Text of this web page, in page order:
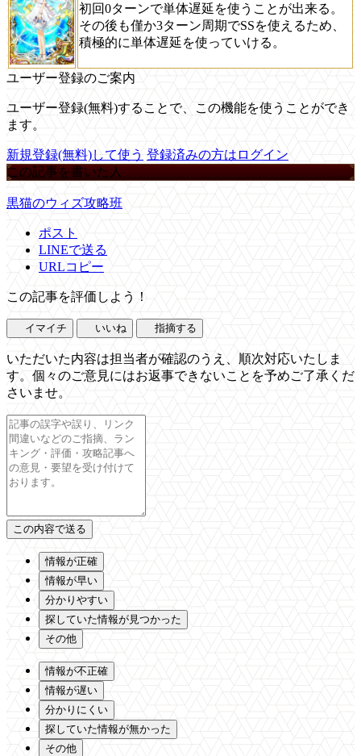
初回0ターンで単体遅延を使うことが出来る。
その後も僅か3ターン周期でSSを使えるため、
積極的に単体遅延を使っていける。
ユーザー登録のご案内
ユーザー登録(無料)することで、この機能を使うことができ
ます。
新規登録(無料)して使う 登録済みの方はログイン
この記事を書いた人
黒猫のウィズ攻略班
ポスト
LINEで送る
URLコピー
この記事を評価しよう！
イマイチ いいね 指摘する
いただいた内容は担当者が確認のうえ、順次対応いたしま
す。個々のご意見にはお返事できないことを予めご了承くだ
さいませ。
情報が正確
情報が早い
分かりやすい
探していた情報が見つかった
その他
情報が不正確
情報が遅い
分かりにくい
探していた情報が無かった
その他